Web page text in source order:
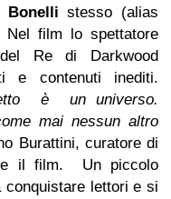
Bonelli stesso (alias
Nel film lo spettatore
Re di Darkwood
e contenuti inediti.
è un universo.
mai nessun altro
Burattini, curatore di
e il film. Un piccolo
conquistare lettori e si